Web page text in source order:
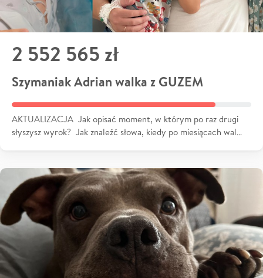
2 552 565 zł
Szymaniak Adrian walka z GUZEM
AKTUALIZACJA Jak opisać moment, w którym po raz drugi
słyszysz wyrok? Jak znaleźć słowa, kiedy po miesiącach wal…